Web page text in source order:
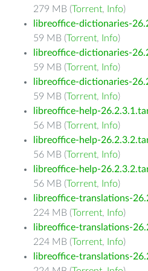
279 MB (Torrent, Info)
libreoffice-dictionaries-
59 MB (Torrent, Info)
libreoffice-dictionaries-
59 MB (Torrent, Info)
libreoffice-dictionaries-
59 MB (Torrent, Info)
libreoffice-help-
56 MB (Torrent, Info)
libreoffice-help-
56 MB (Torrent, Info)
libreoffice-help-
56 MB (Torrent, Info)
libreoffice-translations-
224 MB (Torrent, Info)
libreoffice-translations-
224 MB (Torrent, Info)
libreoffice-translations-